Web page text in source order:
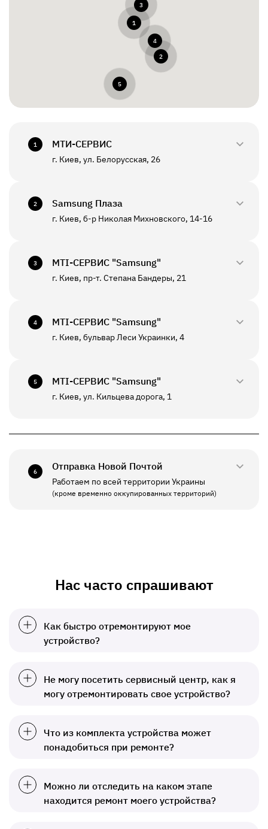
1
2
3
4
5
1 МТИ-СЕРВИС
г. Киев, ул. Белорусская, 26
+380(44)458-3870
СБ - ВС
Выходной
К данному отделению возможна отправка *
2 Samsung Плаза
г. Киев, б-р Николая Михновского, 14-16
+380(44)590-2805
СБ - ВС
Выходной
К данному отделению возможна отправка *
3 МТI-СЕРВИС "Samsung"
г. Киев, пр-т. Степана Бандеры, 21
+380(67)550-7601
4 МТI-СЕРВИС "Samsung"
г. Киев, бульвар Леси Украинки, 4
+380(67)550-7639
5 МТI-СЕРВИС "Samsung"
г. Киев, ул. Кильцева дорога, 1
+380(67)550-7641
ПН - ПТ
11:00 - 19:00
Выходной
6 Отправка Новой Почтой
Работаем по всей территории Украины
(кроме временно оккупированных территорий)
Нас часто спрашивают
Как быстро отремонтируют мое
устройство?
Не могу посетить сервисный центр, как я
могу отремонтировать свое устройство?
Что из комплекта устройства может
понадобиться при ремонте?
Можно ли отследить на каком этапе
находится ремонт моего устройства?